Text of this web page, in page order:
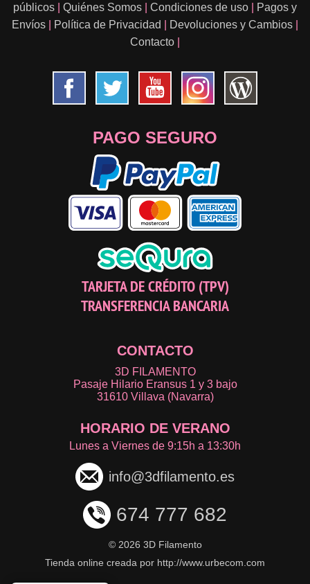
públicos
Quiénes Somos Condiciones de uso
Pagos y
Envíos
Política de Privacidad Devoluciones y Cambios
Contacto
PAGO SEGURO
TARJETA DE CRÉDITO (TPV)
TRANSFERENCIA BANCARIA
CONTACTO
3D FILAMENTO
Pasaje Hilario Eransus 1 y 3 bajo
31610 Villava (Navarra)
HORARIO DE VERANO
Lunes a Viernes de 9:15h a 13:30h
info@3dfilamento.es
674 777 682
©2026 3D Filamento
Tienda online creada por http://www.urbecom.com